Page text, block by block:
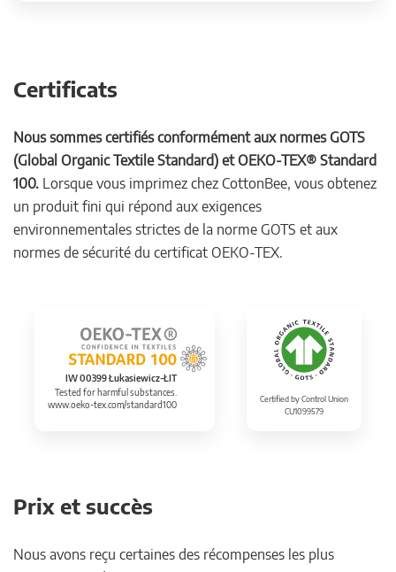
Certificats
Nous sommes certifiés conformément aux normes GOTS
(Global Organic Textile Standard) et OEKO-TEX® Standard
100. Lorsque vous imprimez chez CottonBee, vous obtenez
un produit fini qui répond aux exigences
environnementales strictes de la norme GOTS et aux
normes de sécurité du certificat OEKO-TEX.
IW 00399 Łukasiewicz-ŁIT
Tested for harmful substances.
www.oeko-tex.com/standard100
Certified by Control Union
CU1099579
Prix et succès
Nous avons reçu certaines des récompenses les plus